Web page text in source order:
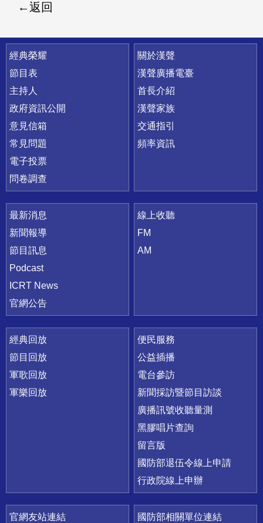
返回
快速連結
經典榮耀
節目表
主持人
政府資訊公開
意見信箱
常見問題
電子投票
問卷調查
關於漢聲
漢聲廣播電臺
首長介紹
漢聲家族
交通指引
頻率資訊
最新消息
新聞報導
節目訊息
Podcast
ICRT News
官網公告
線上收聽
FM
AM
經典回放
節目回放
軍歌回放
軍樂回放
便民服務
公益插播
電台參訪
新聞採訪暨節目訪談
廣播訊號收聽量測
黑膠唱片查詢
留言版
國防部退伍令線上申請
行政院線上申辦
官網友站連結
國防部相關單位連結